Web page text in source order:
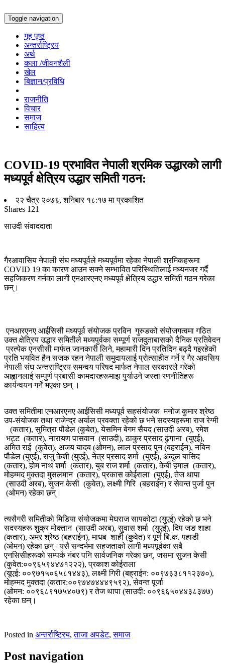
Toggle navigation
गृह पृष्ठ
अन्तर्राष्ट्रिय
अर्थ
कला /जीवनशैली
खेल
बिज्ञान/प्रविधि
राजनीति
विचार
समाज
साहित्य
COVID-19 प्रभावित नेपाली श्रमिक उद्धारको लागी
मध्यपूर्व क्षेत्रिय उद्धार समिती गठन:
२२ चैत्र २०७६, शनिबार १८:१७ मा प्रकाशित
Shares 121
साउदी संवाददाता
गैरआवासिय नेपाली संघ मध्यपूर्वले मध्यपूर्वमा रहेका नेपाली श्रमिकहरूमा
COVID 19 का कारण आउन सक्ने सम्भावित परिस्थितिलाई मध्यनजर गर्दै
सहजिकरण गर्नका लागी एनआरएनए मध्यपूर्व क्षेत्रिय उद्धार समिती गठन गरेका
छन्।
एनआरएनए आईसिसी मध्यपूर्व संयोजक प्रविन गुरुङको संयोजगत्वमा गठित
उक्त क्षेत्रिय उद्धार समितीले मध्यपुर्वका सम्पूर्ण राजदुताबासको दैनिक प्रतिवेदन
प्रत्येक एनसीसी मार्फत जानकारी लिने, महामारी दिन प्रतिदिन बढ्दै गइरहेकॊ
प्रति भयवित हैन सजक रहन नेपाली समुदायलाई प्रोत्साहीत गर्ने र गैर आवसिय
नेपाली संघ अन्तराष्ट्रिय समन्वय परिषद मार्फत नेपाल सरकारले गरेको
आह्वानलाई सम्पुर्ण प्रबासी कामदारहरूमाझ पुर्याउने जस्ता रणनीतिहरू
कार्यन्वयन गर्ने भएका छन् ।
उक्त समितीमा एनआरएनए आईसिसी मध्यपूर्व सहसंयोजक मनोज कुमार श्रेष्ठ
उप-संयोजक तथा राजेन्द्र अर्याल प्रवक्ता रहेको छ भने सदस्यहरूमा राज रेग्मी
(कतार), सुमित्रा पौडेल (कुबेत), येसमिन बेगम सैयद (साउदी अरब), रमेश
भट्ट (कतार), नारायण पासवान (साउदी), ठाकुर प्रसाद ढुंगाना (युएई),
अमित राई (कुवेत), अजय यादब (ओमन), लाल प्रसाद पुन (बहराईन), नबिन
पौडेल (युएई), राजु केशी (युएई), नेत्र प्रसाद शर्मा (युएई), अब्दुल बासिद
(कतार), होम नाथ शर्मा (कतार), युब राज शर्मा (कतार), केबी हमाल (कतार),
मोहम्मद मुक्तदा मुसलमान (कतार), प्रकास कोईराला (युएई), तेज थापा
(साउदी अरब), सुजन केसी (कुवेत), लक्ष्मी गिरि (बहराईन) र सेवन्त पुर्जा पुन
(ओमन) रहेका छन्।
त्यसैगरी समितीको मिडिया संयोजकमा मेघराज सापकोटा (युएई) रहेको छ भने
सदस्यहरू शुक्र मोक्तान (साउदी अरब), सुवास शर्मा (युएई), दिप जङ शाहा
(कतार), अमर श्रेष्ठ (बहराईन), माधब शाही (कुवेत) र पूर्ण बि.क. पहाडी
(ओमन) रहेका छन्।यसै सन्दर्भमा सहजताको लागी मध्यपूर्वका सबै
एनसिसीहरूको सम्पर्क नंबर पनि सार्वजनिक गरेका छन्, जसमा सुजन केसी
(कुवेत:००९६५९४४७१२२२), प्रकाश कोईराला
(यूएई: ००९७१५०६५८१४४३), लक्ष्मी गिरी (बह्राईन: ००९७३३८११२३७०),
मोहम्मद मुक्तदा (कतार:००९७४७४४४९५९२), सेवन्त पूर्जा
(ओमन: ००९६८९१७५४०७९) र तेज थापा (साउदी: ००९६६५०४४३८३७७)
रहेका छन्।
Posted in अन्तर्राष्ट्रिय,ताजा अपडेट,समाज
Post navigation